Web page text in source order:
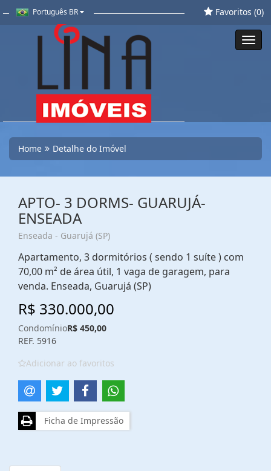
Português BR Favoritos (0)
Home Detalhe do Imóvel
APTO- 3 DORMS- GUARUJÁ-
ENSEADA
Enseada - Guarujá (SP)
Apartamento, 3 dormitórios ( sendo 1 suíte ) com
70,00 m² de área útil, 1 vaga de garagem, para
venda. Enseada, Guarujá (SP)
R$ 330.000,00
CondomínioR$ 450,00
REF. 5916
Adicionar ao favoritos
Ficha de Impressão